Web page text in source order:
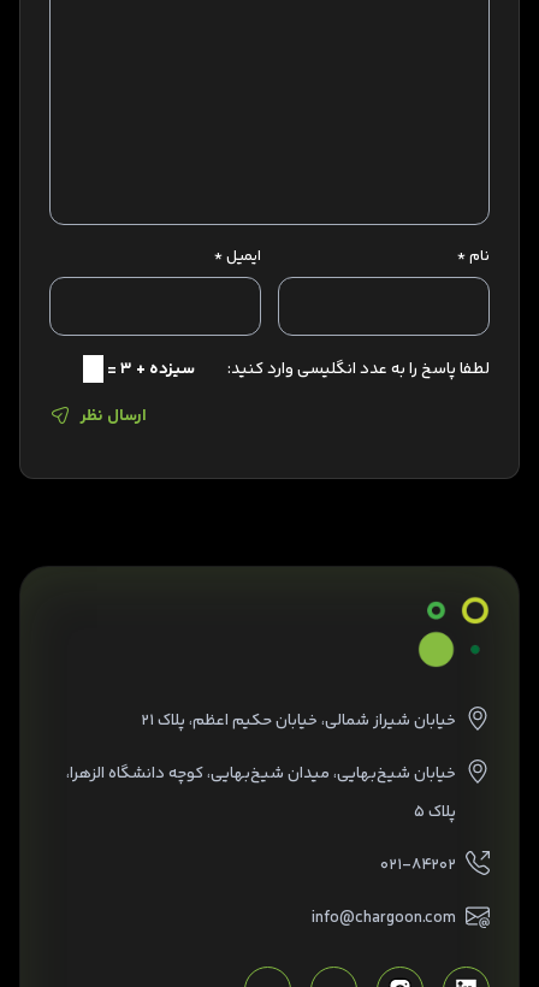
نام* ایمیل*
لطفا پاسخ را به عدد انگلیسی وارد کنید:
سیزده + 3 =
ارسال نظر
خیابان شیراز شمالی، خیابان حکیم اعظم، پلاک ۲۱
خیابان شیخ‌بهایی، میدان شیخ‌بهایی، کوچه دانشگاه الزهرا،
پلاک ۵
۰۲۱-۸۴۲۰۲
info@chargoon.com